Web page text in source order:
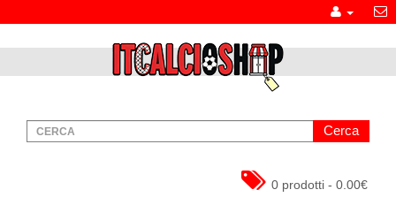
Cerca
0 prodotti - 0.00€